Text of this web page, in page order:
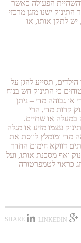
הפעולה כאשר
ישנו מזגן מרכזי
יש לתקן אותו, או
תסייע להגן על
כי התינוק חש בנוח
גבוהה מדי – ניתן
קרות מדי, הרי
במעלה או שתיים.
עצמו מזיע או מגלה
מדי ומומלץ לווסת את
דווקא חימום החדר
ואף מסכנת אותו, ועל
כראוי לטמפרטורה
SHARE LINKEDIN